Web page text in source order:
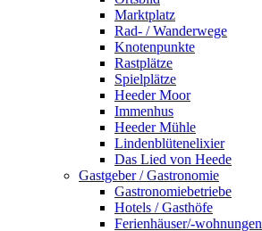
Marktplatz
Rad- / Wanderwege
Knotenpunkte
Rastplätze
Spielplätze
Heeder Moor
Immenhus
Heeder Mühle
Lindenblütenelixier
Das Lied von Heede
Gastgeber / Gastronomie
Gastronomiebetriebe
Hotels / Gasthöfe
Ferienhäuser/-wohnungen